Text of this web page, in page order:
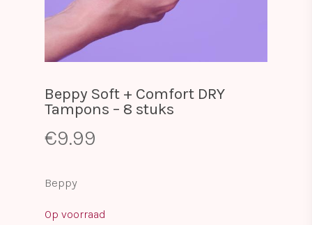
Beppy Soft + Comfort DRY
Tampons – 8 stuks
€9.99
Beppy
Op voorraad